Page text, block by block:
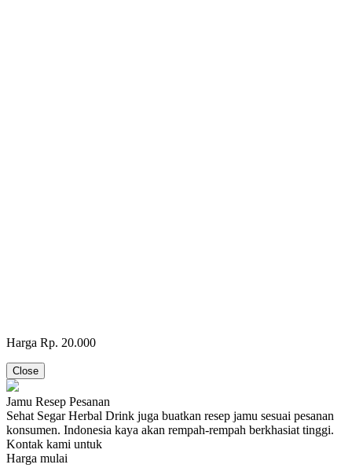
Harga Rp. 20.000
Close
Jamu Resep Pesanan
Sehat Segar Herbal Drink juga buatkan resep jamu sesuai pesanan
konsumen. Indonesia kaya akan rempah-rempah berkhasiat tinggi.
Kontak kami untuk
Harga mulai